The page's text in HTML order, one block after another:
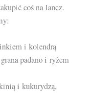
coś na lancz.
i kolendrą
padano i ryżem
i kukurydzą,